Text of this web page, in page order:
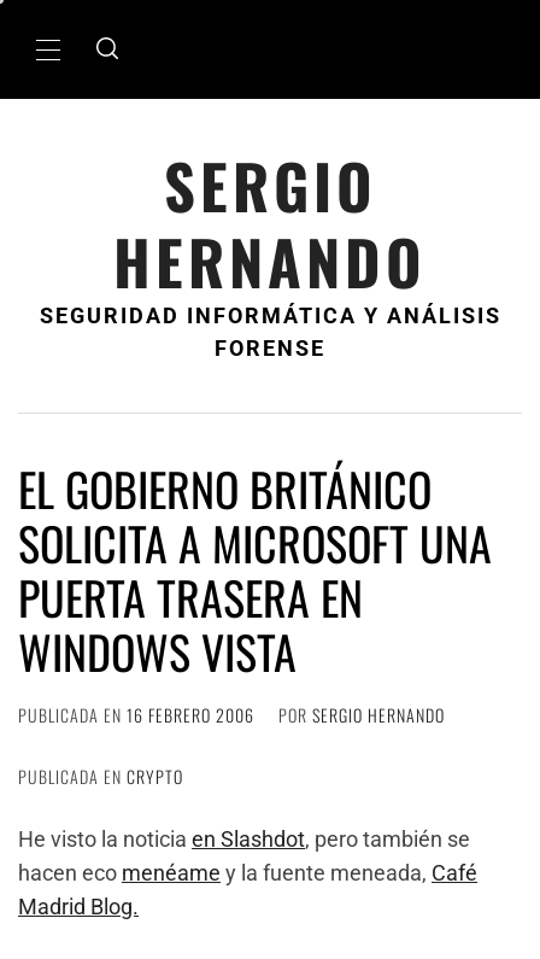
MenÃº
SERGIO
HERNANDO
SEGURIDAD INFORMÁTICA Y ANÁLISIS
FORENSE
EL GOBIERNO BRITÁNICO
SOLICITA A MICROSOFT UNA
PUERTA TRASERA EN
WINDOWS VISTA
PUBLICADA EN 16 FEBRERO 2006 POR SERGIO HERNANDO
PUBLICADA EN CRYPTO
He visto la noticia en Slashdot, pero también se
hacen eco menéame y la fuente meneada, Café
Madrid Blog.